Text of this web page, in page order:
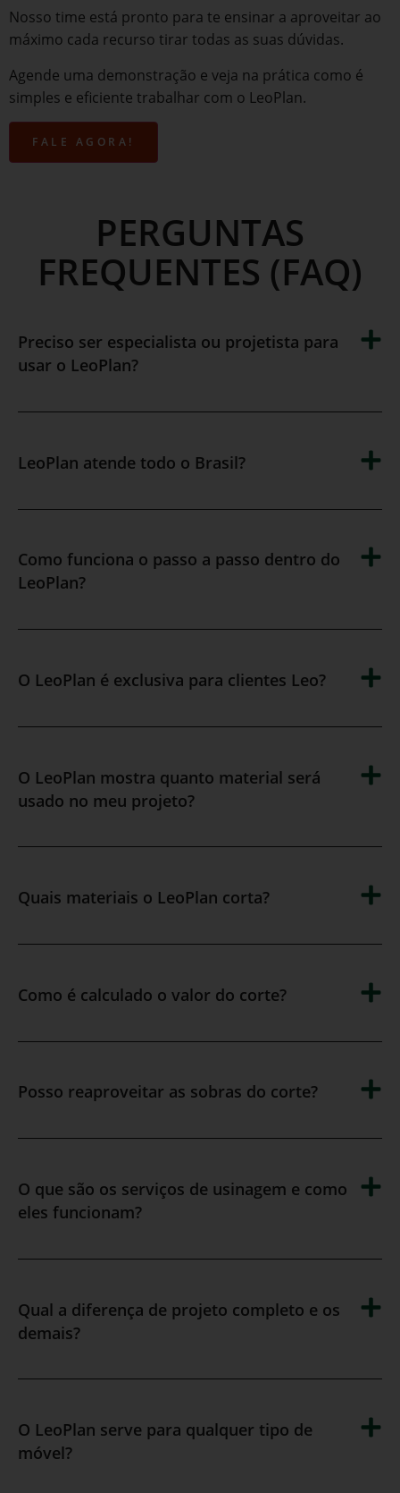
Nosso time está pronto para te ensinar a aproveitar ao
máximo cada recurso tirar todas as suas dúvidas.
Agende uma demonstração e veja na prática como é
simples e eficiente trabalhar com o LeoPlan.
FALE AGORA!
PERGUNTAS
FREQUENTES (FAQ)
Preciso ser especialista ou projetista para
usar o LeoPlan?
LeoPlan atende todo o Brasil?
Como funciona o passo a passo dentro do
LeoPlan?
O LeoPlan é exclusiva para clientes Leo?
O LeoPlan mostra quanto material será
usado no meu projeto?
Quais materiais o LeoPlan corta?
Como é calculado o valor do corte?
Posso reaproveitar as sobras do corte?
O que são os serviços de usinagem e como
eles funcionam?
Qual a diferença de projeto completo e os
demais?
O LeoPlan serve para qualquer tipo de
móvel?